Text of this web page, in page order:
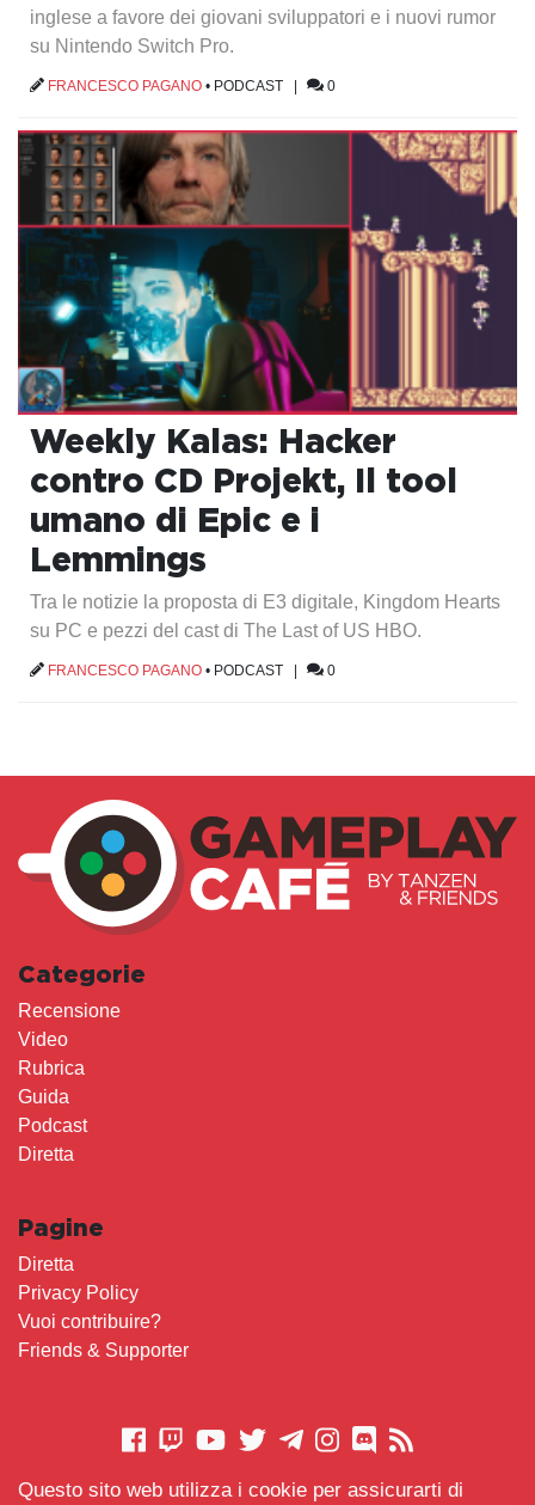
Questo sito web utilizza i cookie per assicurarti di
inglese a favore dei giovani sviluppatori e i nuovi rumor
su Nintendo Switch Pro.
FRANCESCO PAGANO • PODCAST | 0
Weekly Kalas: Hacker
contro CD Projekt, Il tool
umano di Epic e i
Lemmings
Tra le notizie la proposta di E3 digitale, Kingdom Hearts
su PC e pezzi del cast di The Last of US HBO.
FRANCESCO PAGANO • PODCAST | 0
Categorie
Recensione
Video
Rubrica
Guida
Podcast
Diretta
Pagine
Diretta
Privacy Policy
Vuoi contribuire?
Friends & Supporter